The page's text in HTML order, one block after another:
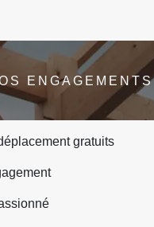
ENGAGEMENTS
gratuits